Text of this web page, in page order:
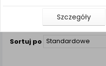
KĄTOMIERZ
Sortuj po Standardowe
umieszczanie tzw.
ich odczytywanie, kliknij
Jeśli nie chcesz
zakres, kliknij
Szczegóły